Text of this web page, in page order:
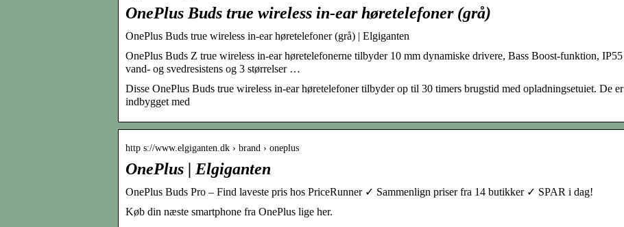
OnePlus Buds true wireless in-ear høretelefoner (grå)
OnePlus Buds true wireless in-ear høretelefoner (grå) | Elgiganten
OnePlus Buds Z true wireless in-ear høretelefonerne tilbyder 10 mm dynamiske drivere, Bass Boost-funktion, IP55
vand- og svedresistens og 3 størrelser …
Disse OnePlus Buds true wireless in-ear høretelefoner tilbyder op til 30 timers brugstid med opladningsetuiet. De er
indbygget med
http s://www.elgiganten.dk › brand › oneplus
OnePlus | Elgiganten
OnePlus Buds Pro – Find laveste pris hos PriceRunner ✓ Sammenlign priser fra 14 butikker ✓ SPAR i dag!
Køb din næste smartphone fra OnePlus lige her.